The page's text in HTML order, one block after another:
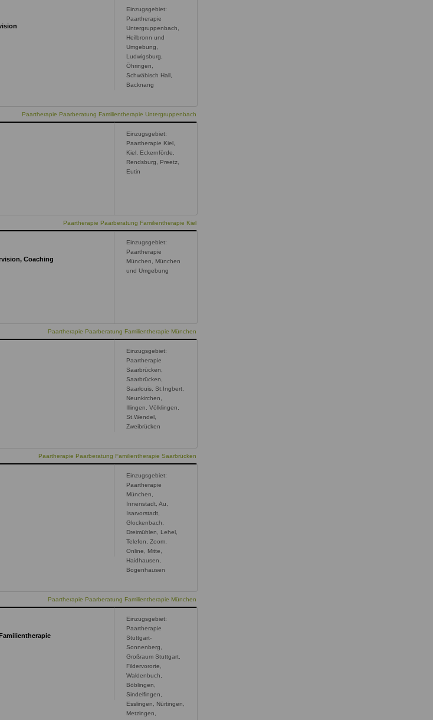
Einzugsgebiet:
Paartherapie
Untergruppenbach,
Heilbronn und
Umgebung,
Ludwigsburg,
Öhringen,
Schwäbisch Hall,
Backnang
Paartherapie Paarberatung Familientherapie Untergruppenbach
Einzugsgebiet:
Paartherapie Kiel,
Kiel, Eckernförde,
Rendsburg, Preetz,
Eutin
Paartherapie Paarberatung Familientherapie Kiel
Coaching
Einzugsgebiet:
Paartherapie
München, München
und Umgebung
Paartherapie Paarberatung Familientherapie München
Einzugsgebiet:
Paartherapie
Saarbrücken,
Saarbrücken,
Saarlouis, St.Ingbert,
Neunkirchen,
Illingen, Völklingen,
St.Wendel,
Zweibrücken
Paartherapie Paarberatung Familientherapie Saarbrücken
Einzugsgebiet:
Paartherapie
München,
Innenstadt, Au,
Isarvorstadt,
Glockenbach,
Dreimühlen, Lehel,
Telefon, Zoom,
Online, Mitte,
Haidhausen,
Bogenhausen
Paartherapie Paarberatung Familientherapie München
Einzugsgebiet:
Paartherapie
Stuttgart-
Sonnenberg,
Großraum Stuttgart,
Fildervororte,
Waldenbuch,
Böblingen,
Sindelfingen,
Esslingen, Nürtingen,
Metzingen,